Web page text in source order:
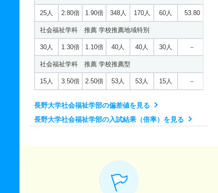
25人 2.80倍 1.90倍 348人 170人 60人 53.80
社会福祉学科 推薦 学校推薦地域特別
30人 1.30倍 1.10倍 40人 40人 30人 －
社会福祉学科 推薦 学校推薦型
15人 3.50倍 2.50倍 53人 53人 15人 －
長野大学社会福祉学部の偏差値を見る
長野大学社会福祉学部の入試結果（倍率）を見る